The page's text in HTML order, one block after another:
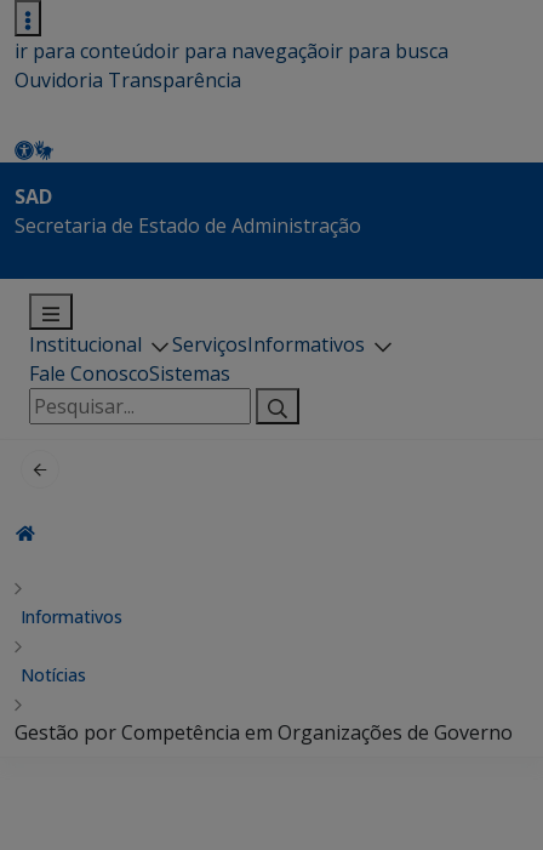
ir para conteúdoir para navegaçãoir para busca
Ouvidoria Transparência
SAD
Secretaria de Estado de Administração
Institucional ServiçosInformativos
Fale ConoscoSistemas
Pesquisar
por:
Informativos
Notícias
Gestão por Competência em Organizações de Governo